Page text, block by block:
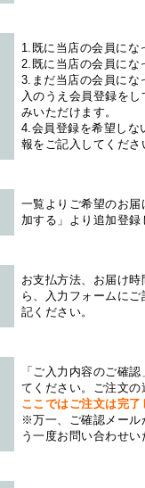
1.既に当店の会員にな
2.既に当店の会員にな
3.まだ当店の会員にな
入のうえ会員登録を
みいただけます。
4.会員登録を希望しな
報をご記入してくださ
一覧よりご希望のお
加する」より追加登
お支払方法、お届け
ら、入力フォームに
記ください。
「ご入力内容のご確
てください。ご注文
ここではご注文は完
※万一、ご確認メール
う一度お問い合わせ